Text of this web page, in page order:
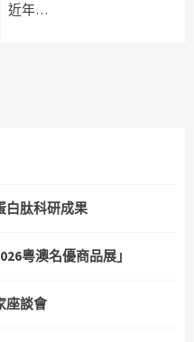
近年…
白肽科研成果
粵澳名優商品展」
座談會